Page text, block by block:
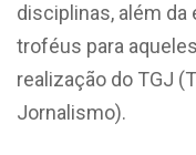
disciplinas, além
troféus para
realização do TGJ
Jornalismo).